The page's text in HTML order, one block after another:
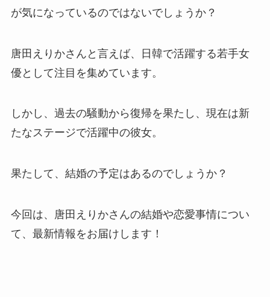
が気になっているのではないでしょうか？
唐田えりかさんと言えば、日韓で活躍する若手女
優として注目を集めています。
しかし、過去の騒動から復帰を果たし、現在は新
たなステージで活躍中の彼女。
果たして、結婚の予定はあるのでしょうか？
今回は、唐田えりかさんの結婚や恋愛事情につい
て、最新情報をお届けします！